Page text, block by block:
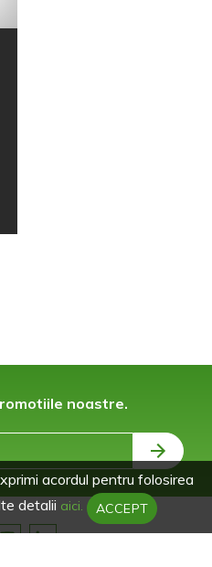
noastre.
acordul pentru folosirea
detalii aici. ACCEPT